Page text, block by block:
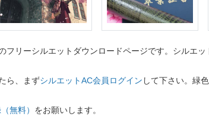
リーシルエットダウンロードページです。シルエ
ら、まずシルエットAC会員ログイン して下さい。緑
無料） をお願いします。